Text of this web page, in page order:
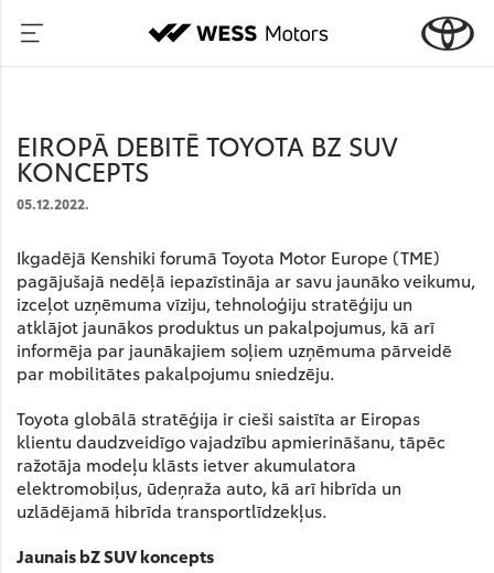
EIROPĀ DEBITĒ TOYOTA BZ SUV
KONCEPTS
05.12.2022.
Ikgadējā Kenshiki forumā Toyota Motor Europe (TME)
pagājušajā nedēļā iepazīstināja ar savu jaunāko veikumu,
izceļot uzņēmuma vīziju, tehnoloģiju stratēģiju un
atklājot jaunākos produktus un pakalpojumus, kā arī
informēja par jaunākajiem soļiem uzņēmuma pārveidē
par mobilitātes pakalpojumu sniedzēju.
Toyota globālā stratēģija ir cieši saistīta ar Eiropas
klientu daudzveidīgo vajadzību apmierināšanu, tāpēc
ražotāja modeļu klāsts ietver akumulatora
elektromobiļus, ūdeņraža auto, kā arī hibrīda un
uzlādējamā hibrīda transportlīdzekļus.
Jaunais bZ SUV koncepts